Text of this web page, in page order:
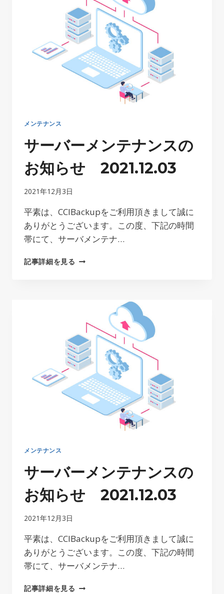
ナ
ン
ス
の
知
ら
せ
2021.12.06
メンテナンス
サーバーメンテナンスの
お知らせ 2021.12.03
2021年12月3日
平素は、CCIBackupをご利用頂きまして誠に
ありがとうございます。この度、下記の時間
帯にて、サーバメンテナ…
記事詳細を見る サ
ナ
ン
ス
の
知
ら
せ
2021.12.03
メンテナンス
サーバーメンテナンスの
お知らせ 2021.12.03
2021年12月3日
平素は、CCIBackupをご利用頂きまして誠に
ありがとうございます。この度、下記の時間
帯にて、サーバメンテナ…
記事詳細を見る サ